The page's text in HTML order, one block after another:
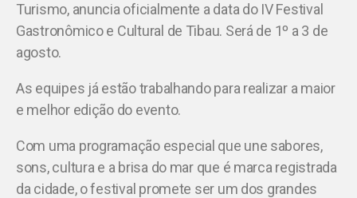
Turismo, anuncia oficialmente a data do IV Festival
Gastronômico e Cultural de Tibau. Será de 1º a 3 de
agosto.
As equipes já estão trabalhando para realizar a maior
e melhor edição do evento.
Com uma programação especial que une sabores,
sons, cultura e a brisa do mar que é marca registrada
da cidade, o festival promete ser um dos grandes